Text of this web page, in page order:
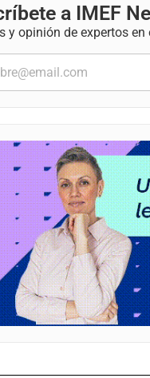
a IMEF
y opinión de expertos